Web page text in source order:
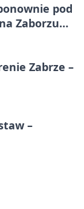
pod
Zaborzu
Zabrze –
–